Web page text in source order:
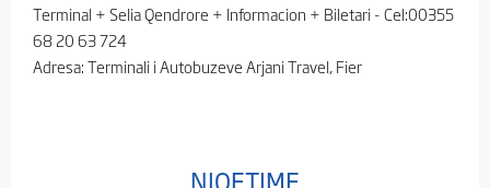
Terminal + Selia Qendrore + Informacion + Biletari - Cel:00355
68 20 63 724
Adresa: Terminali i Autobuzeve Arjani Travel, Fier
NJOFTIME